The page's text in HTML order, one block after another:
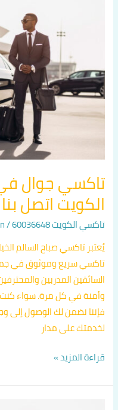
تاكسي جوال
الكويت اتصل بنا
تاكسي الكويت 60036648 /
يُعتبر تاكسي صباح السالم
تاكسي سريع وموثوق في
السائقين المدربين
وأمنة في كل مرة. سواء
فإننا نضمن لك الوصول إلى
لخدمتك على مدار
مناطق
الكويت
اتصل
بنا
قراءة المزيد »